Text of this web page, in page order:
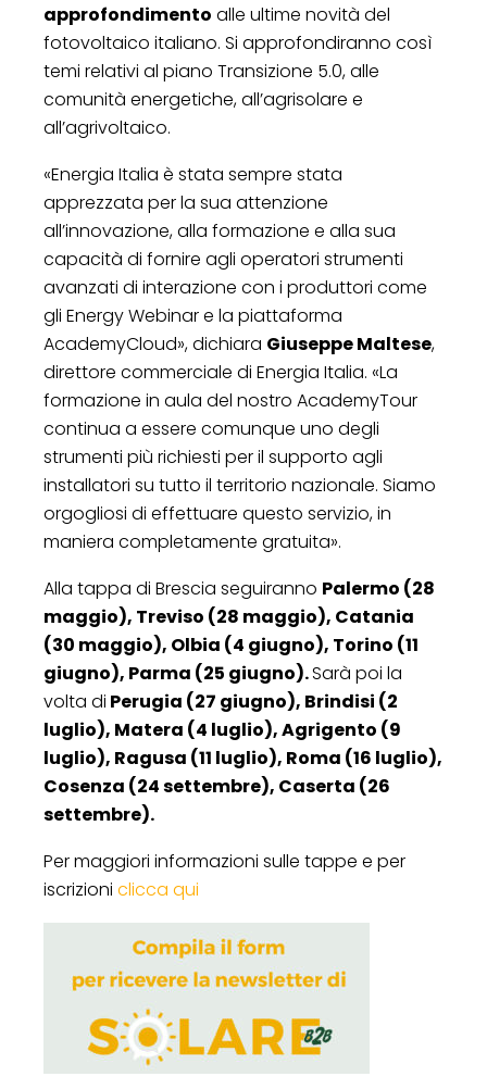
approfondimento alle ultime novità del
fotovoltaico italiano. Si approfondiranno così
temi relativi al piano Transizione 5.0, alle
comunità energetiche, all’agrisolare e
all’agrivoltaico.
«Energia Italia è stata sempre stata
apprezzata per la sua attenzione
all’innovazione, alla formazione e alla sua
capacità di fornire agli operatori strumenti
avanzati di interazione con i produttori come
gli Energy Webinar e la piattaforma
AcademyCloud», dichiara Giuseppe Maltese,
direttore commerciale di Energia Italia. «La
formazione in aula del nostro AcademyTour
continua a essere comunque uno degli
strumenti più richiesti per il supporto agli
installatori su tutto il territorio nazionale. Siamo
orgogliosi di effettuare questo servizio, in
maniera completamente gratuita».
Alla tappa di Brescia seguiranno Palermo (28
maggio), Treviso (28 maggio), Catania
(30 maggio), Olbia (4 giugno), Torino (11
giugno), Parma (25 giugno).Sarà poi la
volta di Perugia (27 giugno), Brindisi (2
luglio), Matera (4 luglio), Agrigento (9
luglio), Ragusa (11 luglio), Roma (16 luglio),
Cosenza (24 settembre), Caserta (26
settembre).
Per maggiori informazioni sulle tappe e per
iscrizioni clicca qui